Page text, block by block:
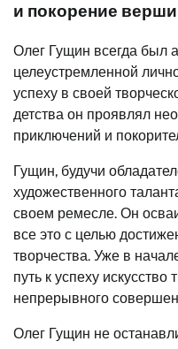
и покорение
Олег Гущин всегда был
целеустремленной
успеху в своей
детства он проявлял
приключений и
Гущин, будучи
художественного
своем ремесле. Он
все это с целью
творчества. Уже в
путь к успеху искусство
непрерывного
Олег Гущин не